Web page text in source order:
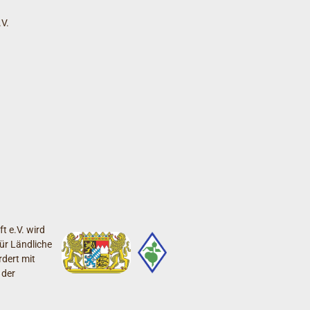
e.V. wird
Ländliche
mit